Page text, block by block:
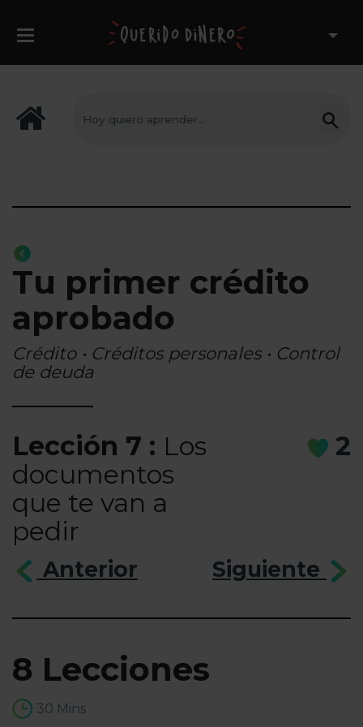
Tu primer crédito
aprobado
Crédito • Créditos personales • Control
de deuda
Lección 7 : Los
documentos
que te van a
pedir
2
Anterior Siguiente
8 Lecciones
30 Mins